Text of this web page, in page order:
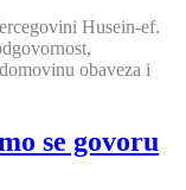
Husein-ef.
obaveza i
se govoru